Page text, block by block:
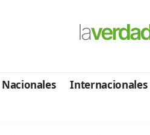
Nacionales Internacionales